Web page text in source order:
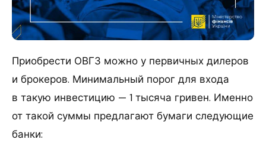
Приобрести ОВГЗ можно у первичных дилеров
и брокеров. Минимальный порог для входа
в такую инвестицию — 1 тысяча гривен. Именно
от такой суммы предлагают бумаги следующие
банки: